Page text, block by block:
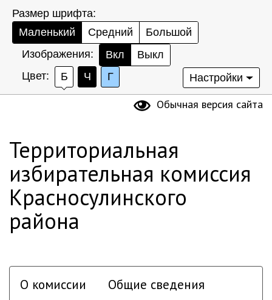
Размер шрифта:
Маленький
Средний
Большой
Изображения:
Вкл
Выкл
Цвет:
Б Ч Г Настройки
Обычная версия сайта
Территориальная
избирательная комиссия
Красносулинского
района
О комиссии Общие сведения